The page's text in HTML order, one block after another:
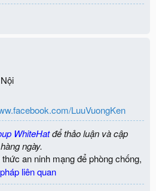
LuuVuongKen
WhiteHatđể thảo luận và cập
ngày.
thức an ninh mạng để phòng chống,
liên quan